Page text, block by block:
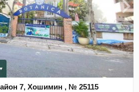
7, Хошимин , № 25115